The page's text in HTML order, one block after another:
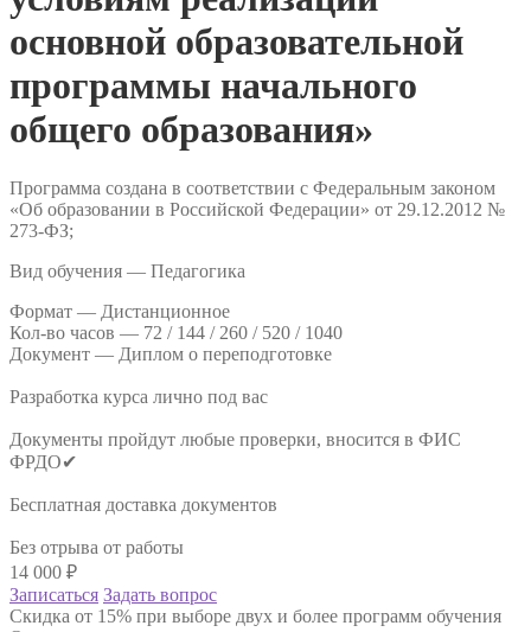
основной образовательной
программы начального
общего образования»
Программа создана в соответствии с Федеральным законом
«Об образовании в Российской Федерации» от 29.12.2012 №
273-ФЗ;
Вид обучения — Педагогика
Формат — Дистанционное
Кол-во часов — 72 / 144 / 260 / 520 / 1040
Документ — Диплом о переподготовке
Разработка курса лично под вас
Документы пройдут любые проверки, вносится в ФИС
ФРДО✔
Бесплатная доставка документов
Без отрыва от работы
14 000 ₽
Записаться Задать вопрос
Скидка от 15% при выборе двух и более программ обучения